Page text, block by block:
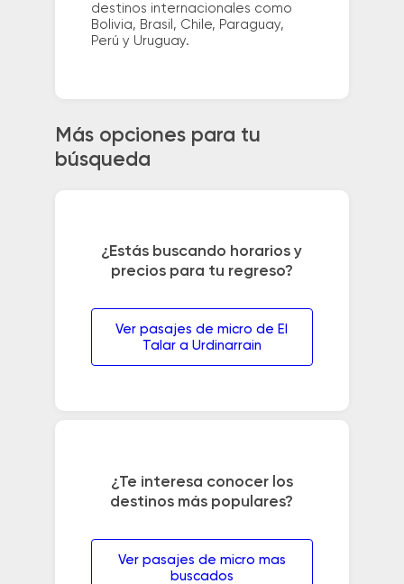
destinos internacionales como
Bolivia, Brasil, Chile, Paraguay,
Perú y Uruguay.
Más opciones para tu
búsqueda
¿Estás buscando horarios y
precios para tu regreso?
Ver pasajes de micro de El
Talar a Urdinarrain
¿Te interesa conocer los
destinos más populares?
Ver pasajes de micro mas
buscados